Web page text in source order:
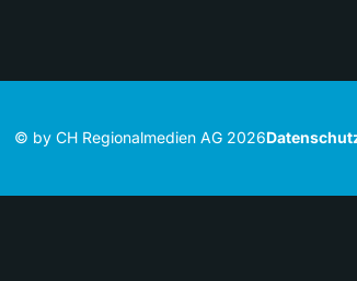
© by CH Regionalmedien AG 2026